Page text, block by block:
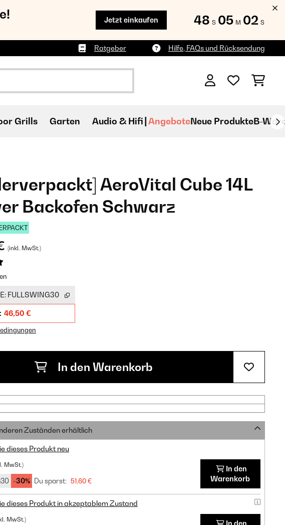
Jetzt einkaufen 48 S 05 M 01 S
Ratgeber Hilfe, FAQs und Rücksendung
Grills Garten Audio & Hifi AngeboteNeue ProdukteB-
AeroVital Cube 14L
Backofen Schwarz
(inkl. MwSt.)
FULLSWING30
46,50 €
In den Warenkorb
Zuständen erhältlich
dieses Produkt neu
MwSt.)
-30% Du sparst: 51,60 €
In den
Warenkorb
dieses Produkt in akzeptablem Zustand
MwSt.)
In den